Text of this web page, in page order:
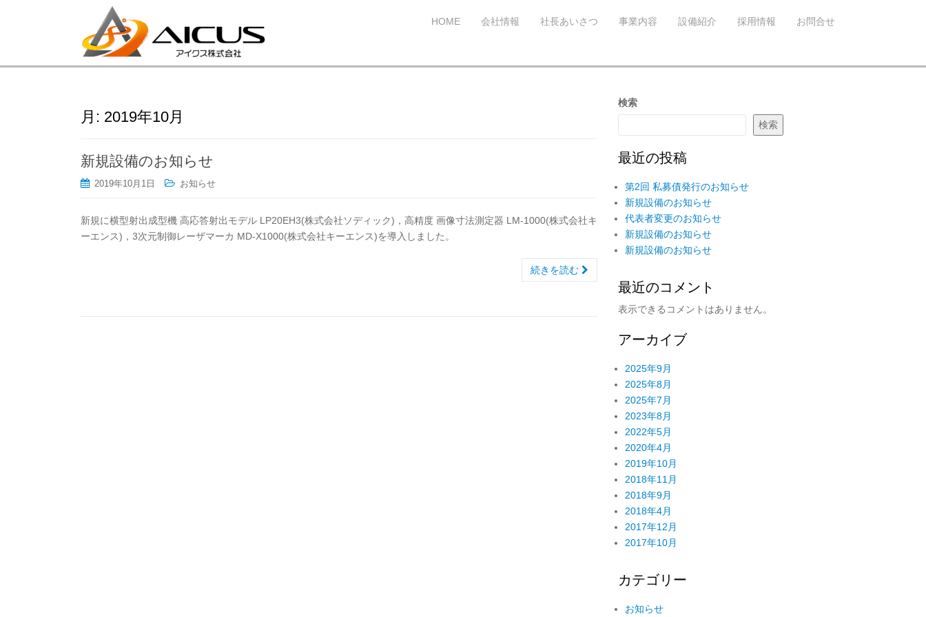
HOME 会社情報 社長あいさつ 事業内容 設備紹介 採用情報 お問合せ
月: 2019年10月
新規設備のお知らせ
2019年10月1日 お知らせ
新規に横型射出成型機 高応答射出モデル LP20EH3(株式会社ソディック)，高精度 画像寸法測定器 LM-1000(株式会社キ
ーエンス)，3次元制御レーザマーカ MD-X1000(株式会社キーエンス)を導入しました。
続きを読む
検索
検索
最近の投稿
第2回 私募債発行のお知らせ
新規設備のお知らせ
代表者変更のお知らせ
新規設備のお知らせ
新規設備のお知らせ
最近のコメント
表示できるコメントはありません。
アーカイブ
2025年9月
2025年8月
2025年7月
2023年8月
2022年5月
2020年4月
2019年10月
2018年11月
2018年9月
2018年4月
2017年12月
2017年10月
カテゴリー
お知らせ